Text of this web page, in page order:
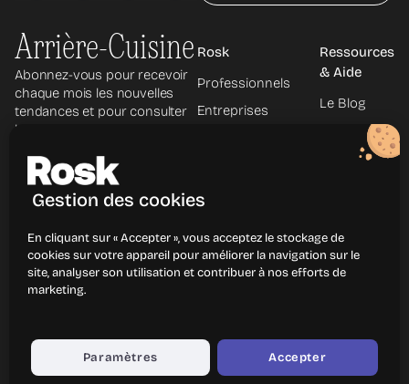
Arrière-Cuisine
Abonnez-vous pour recevoir
chaque mois les nouvelles
tendances et pour consulter
les archives.
Rosk
Professionnels
Entreprises
Ressources
& Aide
Le Blog
Le Podcast
Contact
© Rosk - Tous droits réservés
Mentions légales
CGP
Gestion des cookies
En cliquant sur « Accepter », vous acceptez le stockage de
cookies sur votre appareil pour améliorer la navigation sur le
site, analyser son utilisation et contribuer à nos efforts de
marketing.
Accepter
Paramètres